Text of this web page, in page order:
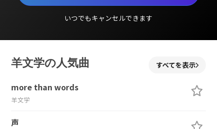
いつでもキャンセルできます
羊文学の人気曲 すべてを表示
more than words
羊文学
声